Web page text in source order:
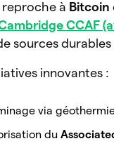
reproche à Bitcoin
CCAF
sources durables
innovantes :
via
du